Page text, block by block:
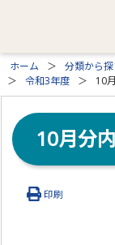
ホーム 分類から
令和3年度
10
10月分
印刷